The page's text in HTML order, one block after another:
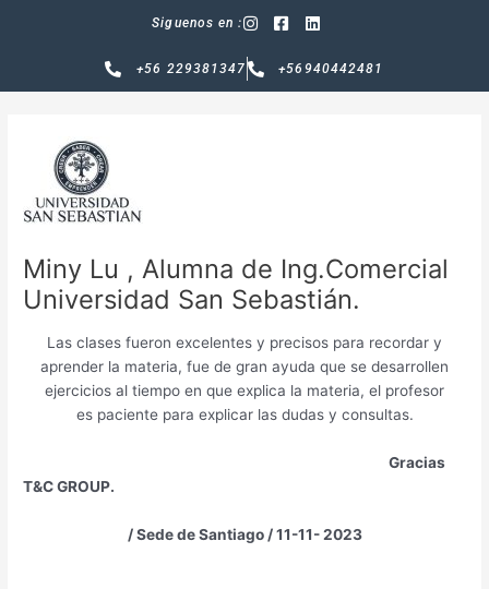
Siguenos en :
+56 229381347 +56940442481
Miny Lu , Alumna de Ing.Comercial
Universidad San Sebastián.
Las clases fueron excelentes y precisos para recordar y
aprender la materia, fue de gran ayuda que se desarrollen
ejercicios al tiempo en que explica la materia, el profesor
es paciente para explicar las dudas y consultas.
Gracias
T&C GROUP.
/ Sede de Santiago / 11-11- 2023